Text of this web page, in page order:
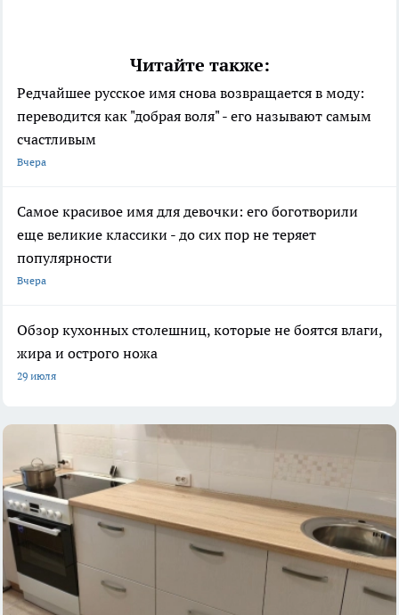
Читайте также:
Редчайшее русское имя снова возвращается в моду:
переводится как "добрая воля" - его называют самым
счастливым
Вчера
Самое красивое имя для девочки: его боготворили
еще великие классики - до сих пор не теряет
популярности
Вчера
Обзор кухонных столешниц, которые не боятся влаги,
жира и острого ножа
29 июля